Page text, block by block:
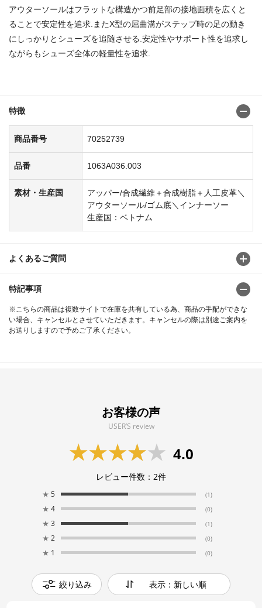
アウターソールはフラットな構造かつ前足部の接地面積を広くと
ることで安定性を追求.またX型の屈曲溝がステップ時の足の動き
にしっかりとシューズを追随させる.安定性やサポート性を追求し
ながらもシューズ全体の軽量性を追求.
特徴
商品番号 70252739
品番 1063A036.003
素材・生産国
アッパー/合成繊維＋合成樹脂＋人工皮革＼
アウターソール/ゴム底＼インナーソー
生産国：ベトナム
よくあるご質問
特記事項
※こちらの商品は複数サイトで在庫を共有している為、商品の手配ができな
い場合、キャンセルとさせていただきます。キャンセルの際は別途ご案内を
お送りしますので予めご了承ください。
お客様の声
USER’S review
4.0
レビュー件数： 2件
★ 5 (1)
★ 4 (0)
★ 3 (1)
★ 2 (0)
★ 1 (0)
絞り込み 表示：新しい順